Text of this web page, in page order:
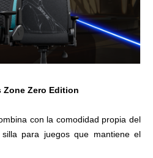
Zone Zero Edition
con la comodidad propia del
para juegos que mantiene el